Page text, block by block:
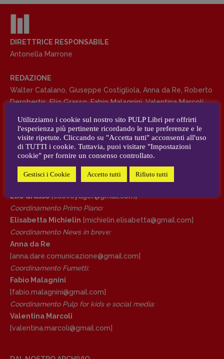
Psichedelia
Scienza
Tornare a Ballard
Valerio Evangelisti
Vampirismi
Zong!
DIRETTRICE RESPONSABILE
Antonella Marrone
Walter Catalano Giuseppe Costigliola
Grasso , Fabio Malagnini,Valentina
Marcoli,Elisabetta Michielin
Spallina
CONTATTI
Case editrici e coordinamento
recensioni:
Elio Grasso[eliovoyager@gmail.com]
Coordinamento Primo Piano
Elisabetta Michielin
DIRETTRICE RESPONSABILE
Antonella Marrone
REDAZIONE
Walter Catalano Giuseppe Costigliola Anna da Re
Roberto
Derobertis,Elio Grasso,Fabio Malagnini,Valentina Marcoli,
AUTORI e COLLABORATORI
CONTATTI
Case editrici e coordinamento recensioni:
Elio Grasso[eliovoyager@gmail.com]
Coordinamento Primo Piano:
Elisabetta Michielin [michielin.elisabetta@gmail.com]
Coordinamento News in breve:
Anna da Re
[anna.dare.comunicazione@gmail. com]
Coordinamento Fumetti:
Fabio Malagnini
[fabio.malagnini@gmail. com]
Coordinamento Pulp for kids e social media:
Valentina Marcoli
[valentina.marcoli@gmail. com]
Utilizziamo i cookie sul nostro sito PULP Libri per offrirti
l'esperienza più pertinente ricordando le tue preferenze e le
visite ripetute. Cliccando su "Accetta tutti" acconsenti all'uso
di TUTTI i cookie. Tuttavia, puoi visitare "Impostazioni
cookie" per fornire un consenso controllato.
Gestisci i Cookie Accetto tutti Rifiuto tutti